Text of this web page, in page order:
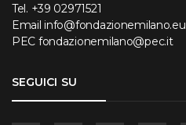
Tel. +39 02971521
Email info@fondazionemilano.eu
PEC fondazionemilano@pec.it
SEGUICI SU